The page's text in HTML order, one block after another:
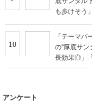
も歩けそう
10
「テーマ
の“厚底サ
長効果◎」
アンケート